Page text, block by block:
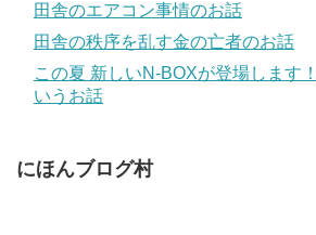
田舎のエアコン事情のお話
田舎の秩序を乱す金の亡者のお話
この夏 新しいN-BOXが登場します
いうお話
にほんブログ村